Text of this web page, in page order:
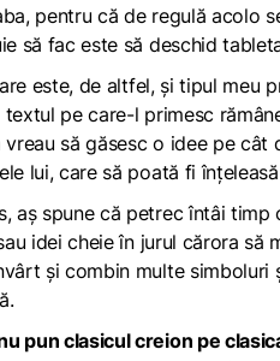
pentru că de regulă acolo
să fac este să deschid
este, de altfel, și tipul meu
pe care-l primesc
să găsesc o idee pe
lui, care să poată fi
aș spune că petrec întâi
idei cheie în jurul cărora
și combin multe simboluri
pun clasicul creion pe